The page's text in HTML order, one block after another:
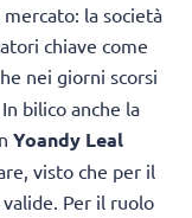
mercato: la società
chiave come
nei giorni scorsi
bilico anche la
Yoandy Leal
visto che per il
Per il ruolo